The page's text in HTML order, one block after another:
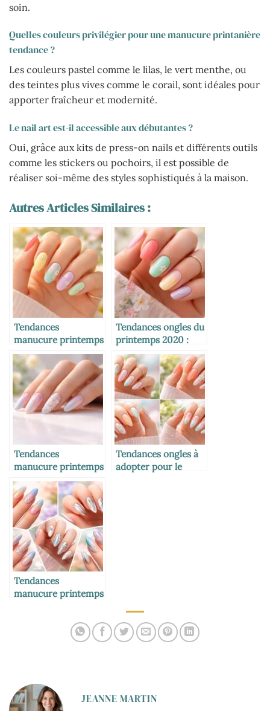
soin.
Quelles couleurs privilégier pour une manucure printanière
tendance ?
Les couleurs pastel comme le lilas, le vert menthe, ou
des teintes plus vives comme le corail, sont idéales pour
apporter fraîcheur et modernité.
Le nail art est-il accessible aux débutantes ?
Oui, grâce aux kits de press-on nails et différents outils
comme les stickers ou pochoirs, il est possible de
réaliser soi-même des styles sophistiqués à la maison.
Autres Articles Similaires :
Tendances
manucure printemps
2026 : les ongles à
adopter pour une
saison éclatante
Tendances ongles du
printemps 2020 :
couleurs et styles
incontournables
Tendances
manucure printemps
2026 : les styles
incontournables
pour sublimer vos
ongles
Tendances ongles à
adopter pour le
Tendances
manucure printemps
JEANNE MARTIN